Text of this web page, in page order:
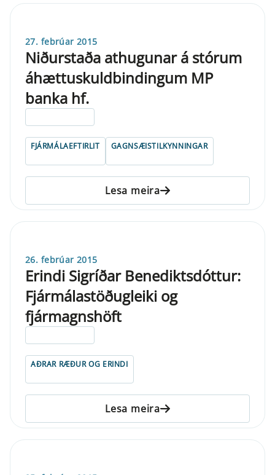
27. febrúar 2015
Niðurstaða athugunar á stórum
áhættuskuldbindingum MP
banka hf.
FJÁRMÁLAEFTIRLIT GAGNSÆISTILKYNNINGAR
Lesa meira
26. febrúar 2015
Erindi Sigríðar Benediktsdóttur:
Fjármálastöðugleiki og
fjármagnshöft
AÐRAR RÆÐUR OG ERINDI
Lesa meira